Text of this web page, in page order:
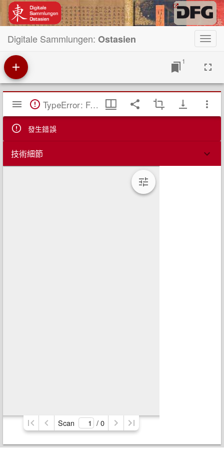
Digitale Sammlungen: Ostasien
1
Mirador
覽
TypeError: Failed to fetch
發生錯誤
技術細節
Scan / 0